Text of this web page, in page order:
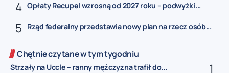
Opłaty Recupel wzrosną od 2027 roku – podwyżki...
Rząd federalny przedstawia nowy plan na rzecz osób...
Chętnie czytane w tym tygodniu
Strzały na Uccle – ranny mężczyzna trafił do...